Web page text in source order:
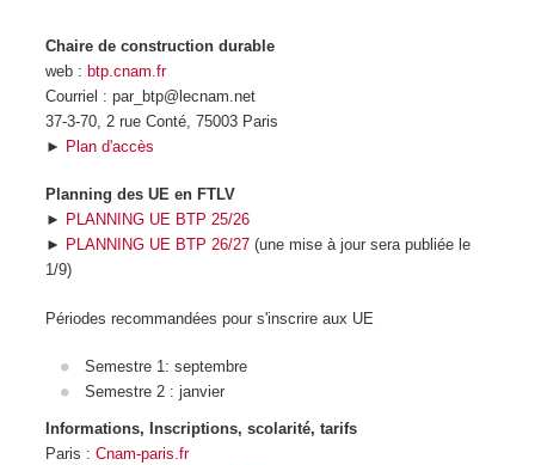
Chaire de construction durable
web : btp.cnam.fr
Courriel : par_btp@lecnam.net
37-3-70, 2 rue Conté, 75003 Paris
► Plan d'accès
Planning des UE en FTLV
► PLANNING UE BTP 25/26
► PLANNING UE BTP 26/27 (une mise à jour sera publiée le
1/9)
Périodes recommandées pour s'inscrire aux UE
Semestre 1: septembre
Semestre 2 : janvier
Informations, Inscriptions, scolarité, tarifs
Paris : Cnam-paris.fr